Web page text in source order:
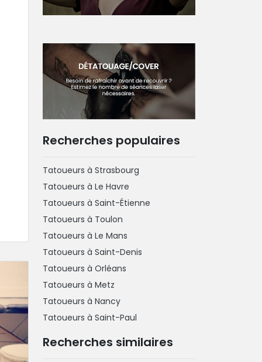
Recherches populaires
Tatoueurs à Strasbourg
Tatoueurs à Le Havre
Tatoueurs à Saint-Étienne
Tatoueurs à Toulon
Tatoueurs à Le Mans
Tatoueurs à Saint-Denis
Tatoueurs à Orléans
Tatoueurs à Metz
Tatoueurs à Nancy
Tatoueurs à Saint-Paul
Recherches similaires